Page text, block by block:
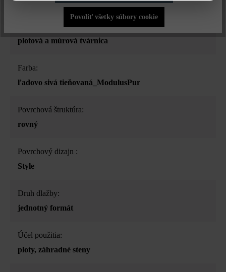
Druh produktu:
plotová a múrová tvárnica
Farba:
ľadovo sivá tieňovaná_ModulusPur
Povrchová štruktúra:
rovný
Povrchový dizajn :
Style
Druh dlažby:
jednotný formát
Účel použitia:
ploty, záhradné steny
Povoliť všetky súbory cookie